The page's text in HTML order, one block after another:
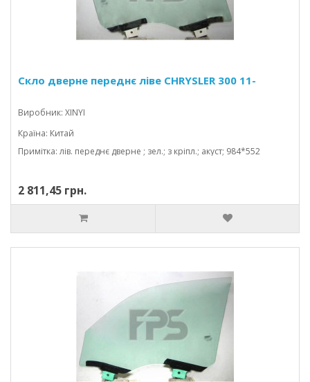
Скло дверне переднє ліве CHRYSLER 300 11-
Виробник: XINYI
Країна: Китай
Примітка: лів. переднє дверне ; зел.; з кріпл.; акуст; 984*552
2 811,45 грн.